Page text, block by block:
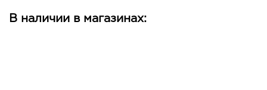
В наличии в магазинах: